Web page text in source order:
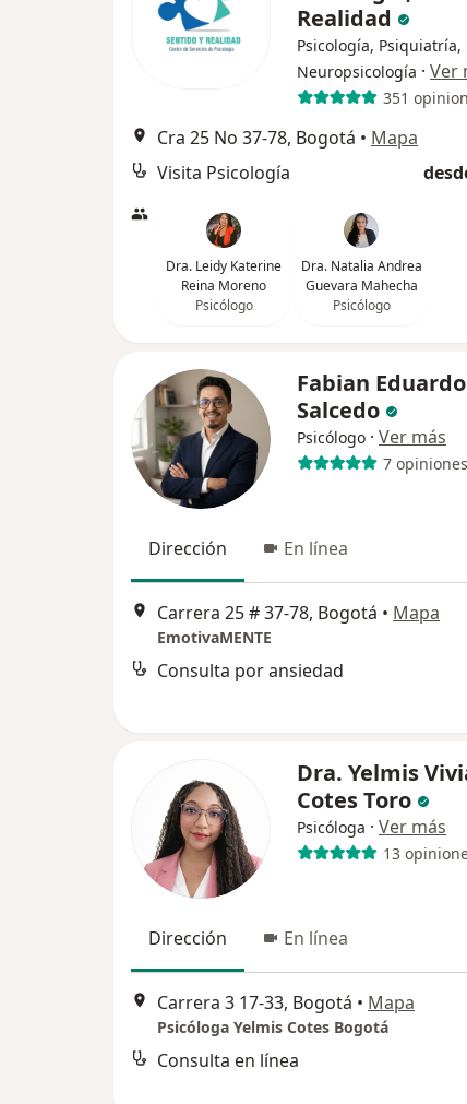
Realidad
Psicología, Psiquiatría,
Neuropsicología · Ver
351
Cra 25 No 37-78, Bogotá • Mapa
Visita Psicología
Dra. Leidy Katerine
Reina Moreno
Psicólogo
Dra. Natalia Andrea
Guevara Mahecha
Psicólogo
Fabian
Salcedo
Psicólogo · Ver más
7 opiniones
Dirección En línea
Carrera 25 # 37-78, Bogotá • Mapa
EmotivaMENTE
Consulta por ansiedad
Dra. Yelmis
Cotes Toro
Psicóloga · Ver más
13
Dirección En línea
Carrera 3 17-33, Bogotá • Mapa
Psicóloga Yelmis Cotes Bogotá
Consulta en línea